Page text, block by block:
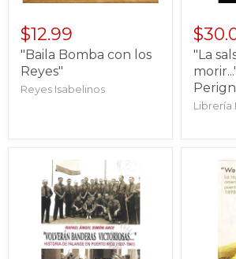
$12.99
"Baila Bomba con los
Reyes"
Reyes Isabelinos
"La
Librería